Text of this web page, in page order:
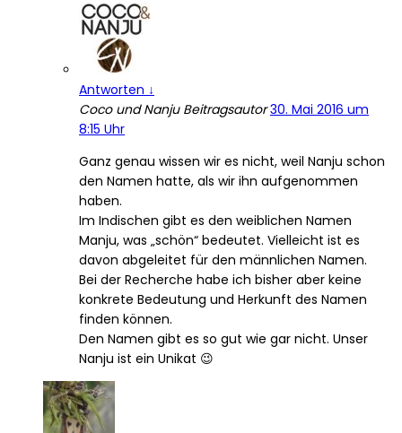
Antworten ↓
Coco und Nanju Beitragsautor 30. Mai 2016 um
8:15 Uhr
Ganz genau wissen wir es nicht, weil Nanju schon
den Namen hatte, als wir ihn aufgenommen
haben.
Im Indischen gibt es den weiblichen Namen
Manju, was „schön“ bedeutet. Vielleicht ist es
davon abgeleitet für den männlichen Namen.
Bei der Recherche habe ich bisher aber keine
konkrete Bedeutung und Herkunft des Namen
finden können.
Den Namen gibt es so gut wie gar nicht. Unser
Nanju ist ein Unikat 😉